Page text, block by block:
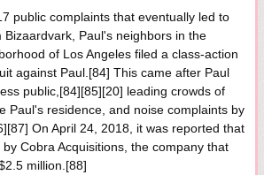
public complaints that eventually led to
Bizaardvark, Paul's neighbors in the
of Los Angeles filed a class-action
against Paul.[84] This came after Paul
public,[84][85][20] leading crowds of
Paul's residence, and noise complaints by
On April 24, 2018, it was reported that
Cobra Acquisitions, the company that
million.[88]